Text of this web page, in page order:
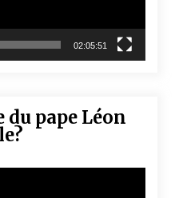
02:05:51
pape Léon